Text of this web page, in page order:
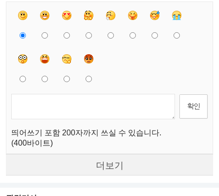
띄어쓰기 포함 200자까지 쓰실 수 있습니다.
(400바이트)
더보기